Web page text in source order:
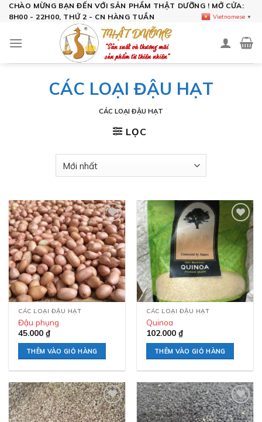
SkipCHÀO MỪNG BẠN ĐẾN VỚI SẢN PHẨM THẬT DƯỠNG ! MỞ CỬA:
8H00 - 22H00, THỨ 2 - CN HÀNG TUẦN
CÁC LOẠI ĐẬU HẠT
CÁC LOẠI ĐẬU HẠT
LỌC
Add to
wishlist
CÁC LOẠI ĐẬU HẠT
Đậu phụng
45.000₫
THÊM VÀO GIỎ HÀNG
Add to
wishlist
CÁC LOẠI ĐẬU HẠT
Quinoa
102.000₫
THÊM VÀO GIỎ HÀNG
Add to
wishlist
Add to
wishlist
Vietnamese ▼